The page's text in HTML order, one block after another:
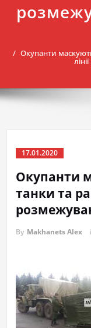
Окупанти
17.01.2020
Окупанти
танки та
By Makhanets Alex